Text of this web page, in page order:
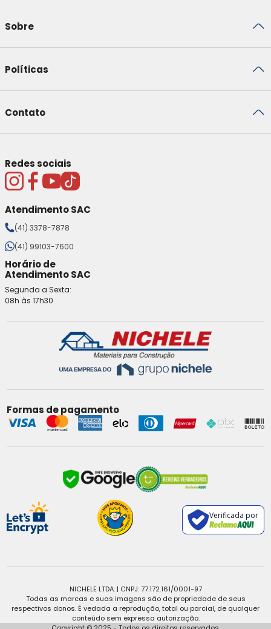
Sobre
Políticas
Contato
Redes sociais
Atendimento SAC
(41) 3378-7878
(41) 99103-7600
Horário de
Atendimento SAC
Segunda a Sexta:
08h às 17h30.
Formas de pagamento
Verificada por
NICHELE LTDA. | CNPJ: 77.172.161/0001-97
Todas as marcas e suas imagens são de propriedade de seus
respectivos donos. É vedada a reprodução, total ou parcial, de qualquer
conteúdo sem expressa autorização.